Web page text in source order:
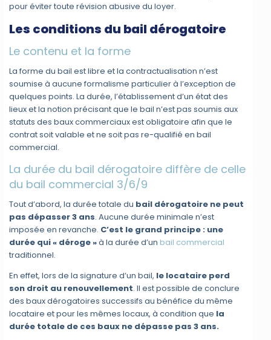
pour éviter toute révision abusive du loyer.
Les conditions du bail dérogatoire
Le contenu et la forme
La forme du bail est libre et la contractualisation n’est
soumise à aucune formalisme particulier à l’exception de
quelques points. La durée, l’établissement d’un état des
lieux et la notion précisant que le bail n’est pas soumis aux
statuts des baux commerciaux est obligatoire afin que le
contrat soit valable et ne soit pas re-qualifié en bail
commercial.
La durée du bail dérogatoire diffère de celle
du bail commercial 3/6/9
Tout d’abord, la durée totale du bail dérogatoire ne peut
pas dépasser 3 ans. Aucune durée minimale n’est
imposée en revanche. C’est le grand principe : une
durée qui « déroge »à la durée d’un bail commercial
traditionnel.
En effet, lors de la signature d’un bail, le locataire perd
son droit au renouvellement. Il est possible de conclure
des baux dérogatoires successifs au bénéfice du même
locataire et pour les mêmes locaux, à condition que la
durée totale de ces baux ne dépasse pas 3 ans.